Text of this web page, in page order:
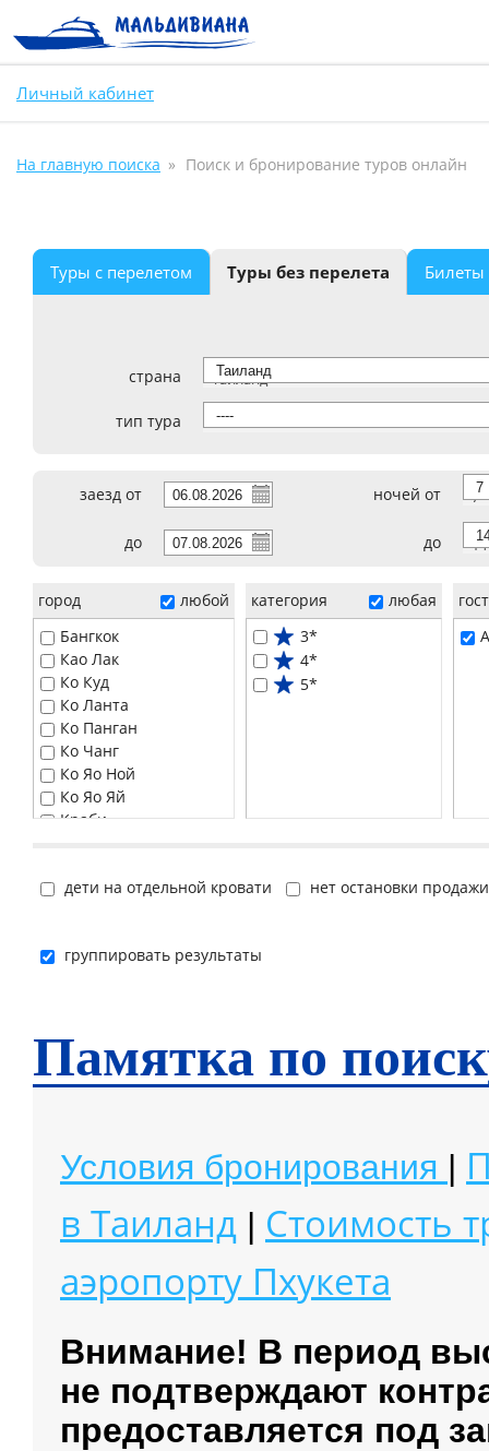
Личный кабинет
На главную поиска Поиск и бронирование туров онлайн
Туры с перелетом Туры без перелета Билеты
страна Таиланд
тип тура ----
заезд от ночей от 7
до до 14
город
любой
Бангкок
Као Лак
Ко Куд
Ко Ланта
Ко Панган
Ко Чанг
Ко Яо Ной
Ко Яо Яй
Краби
Пхи-Пхи
Хуа Хин
категория
любая
3*
4*
5*
дети на отдельной кровати нет остановки продажи
группировать результаты
Памятка по
Условия бронирования |
в Таиланд | Стоимость
аэропорту Пхукета
Внимание! В период
не подтверждают
предоставляется под